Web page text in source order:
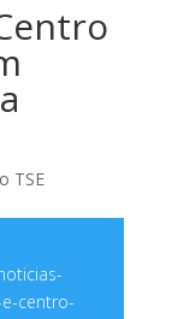
TSE
centro-